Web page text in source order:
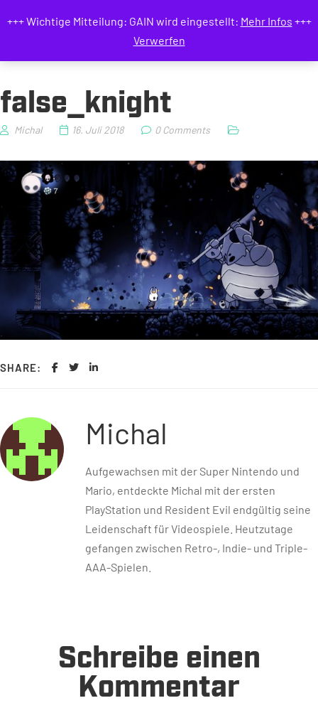
+++ Wichtige Mitteilung: GAIN wird eingestellt: Mehr Infos +++
Verwerfen
GAIN MAGAZIN
false_knight
Michal 16. Juli 2018 0 Comments
SHARE:
Michal
Aufgewachsen mit der Super Nintendo und
Mario, entdeckte Michal mit der ersten
PlayStation und Resident Evil endgültig seine
Leidenschaft für Videospiele. Heutzutage
gefangen zwischen Retro-, Indie- und Triple-
AAA-Spielen.
Schreibe einen
Kommentar